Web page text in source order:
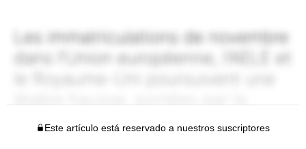
Este artículo está reservado a nuestros suscriptores